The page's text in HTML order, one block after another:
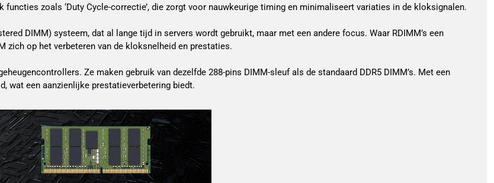
zoals ‘Duty Cycle-correctie’, die zorgt voor nauwkeurige timing en minimaliseert variaties in de kloksignalen.
DIMM) systeem, dat al lange tijd in servers wordt gebruikt, maar met een andere focus. Waar RDIMM’s een
op het verbeteren van de kloksnelheid en prestaties.
Ze maken gebruik van dezelfde 288-pins DIMM-sleuf als de standaard DDR5 DIMM’s. Met een
wat een aanzienlijke prestatieverbetering biedt.